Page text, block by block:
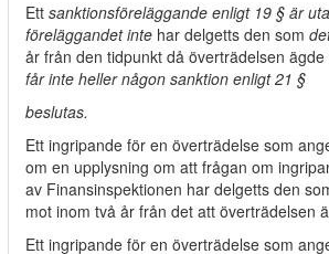
Ett sanktionsföreläggande enligt 19 § är
föreläggandet inte har delgetts den som
år från den tidpunkt då överträdelsen ägde
får inte heller någon sanktion enligt 21 §
beslutas.
Ett ingripande för en överträdelse som
om en upplysning om att frågan om
av Finansinspektionen har delgetts den
mot inom två år från det att överträdelsen
Ett ingripande för en överträdelse som